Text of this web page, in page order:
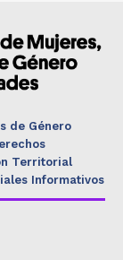
de Género
Territorial
Informativos